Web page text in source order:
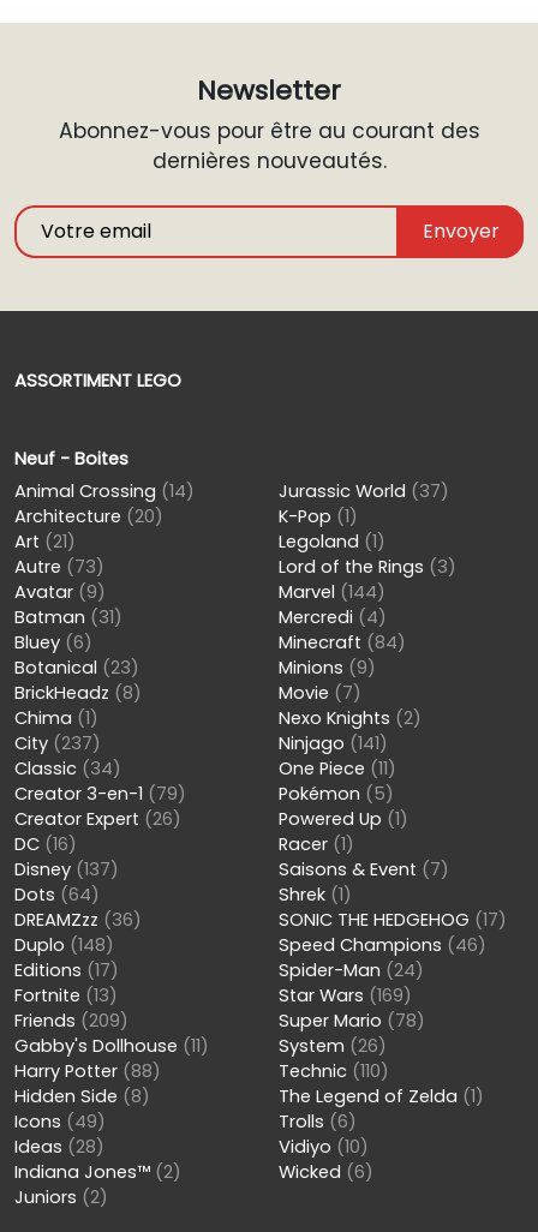
Newsletter
Abonnez-vous pour être au courant des
dernières nouveautés.
Envoyer
ASSORTIMENT LEGO
Neuf - Boites
Animal Crossing (14)
Architecture (20)
Art (21)
Autre (73)
Avatar (9)
Batman (31)
Bluey (6)
Botanical (23)
BrickHeadz (8)
Chima (1)
City (237)
Classic (34)
Creator 3-en-1 (79)
Creator Expert (26)
DC (16)
Disney (137)
Dots (64)
DREAMZzz (36)
Duplo (148)
Editions (17)
Fortnite (13)
Friends (209)
Gabby's Dollhouse (11)
Harry Potter (88)
Hidden Side (8)
Icons (49)
Ideas (28)
Indiana Jones™ (2)
Juniors (2)
Jurassic World (37)
K-Pop (1)
Legoland (1)
Lord of the Rings (3)
Marvel (144)
Mercredi (4)
Minecraft (84)
Minions (9)
Movie (7)
Nexo Knights (2)
Ninjago (141)
One Piece (11)
Pokémon (5)
Powered Up (1)
Racer (1)
Saisons & Event (7)
Shrek (1)
SONIC THE HEDGEHOG (17)
Speed Champions (46)
Spider-Man (24)
Star Wars (169)
Super Mario (78)
System (26)
Technic (110)
The Legend of Zelda (1)
Trolls (6)
Vidiyo (10)
Wicked (6)